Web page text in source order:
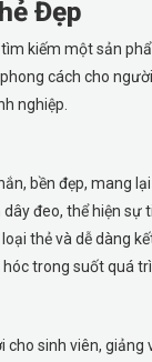
Đẹp
kiếm một sản
cách cho
nghiệp.
bền đẹp, mang
đeo, thể hiện sự
thẻ và dễ dàng
trong suốt quá
cho sinh viên,